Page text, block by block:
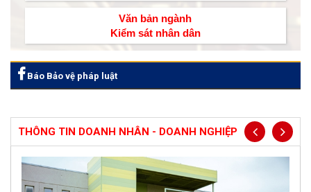
Văn bản ngành
Kiểm sát nhân dân
Báo Bảo vệ pháp luật
THÔNG TIN DOANH NHÂN - DOANH NGHIỆP